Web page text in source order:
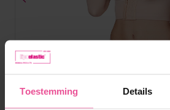
Toestemming Details